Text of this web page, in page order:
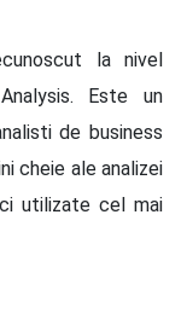
la nivel
Este un
de business
cheie ale analizei
utilizate cel mai